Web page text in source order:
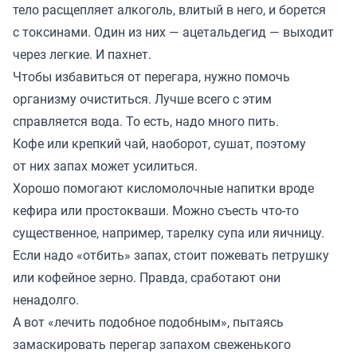
тело расщепляет алкоголь, влитый в него, и борется
с токсинами. Один из них — ацетальдегид — выходит
через легкие. И пахнет.
Чтобы избавиться от перегара, нужно помочь
организму очиститься. Лучше всего с этим
справляется вода. То есть, надо много пить.
Кофе или крепкий чай, наоборот, сушат, поэтому
от них запах может усилиться.
Хорошо помогают кисломолочные напитки вроде
кефира или простокваши. Можно съесть что-то
существенное, например, тарелку супа или яичницу.
Если надо «отбить» запах, стоит пожевать петрушку
или кофейное зерно. Правда, сработают они
ненадолго.
А вот «лечить подобное подобным», пытаясь
замаскировать перегар запахом свеженького